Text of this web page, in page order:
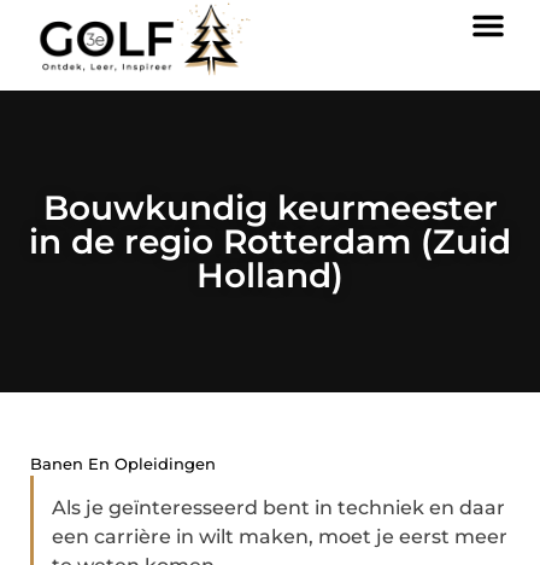
Bouwkundig keurmeester
in de regio Rotterdam (Zuid
Holland)
Banen En Opleidingen
Als je geïnteresseerd bent in techniek en daar
een carrière in wilt maken, moet je eerst meer